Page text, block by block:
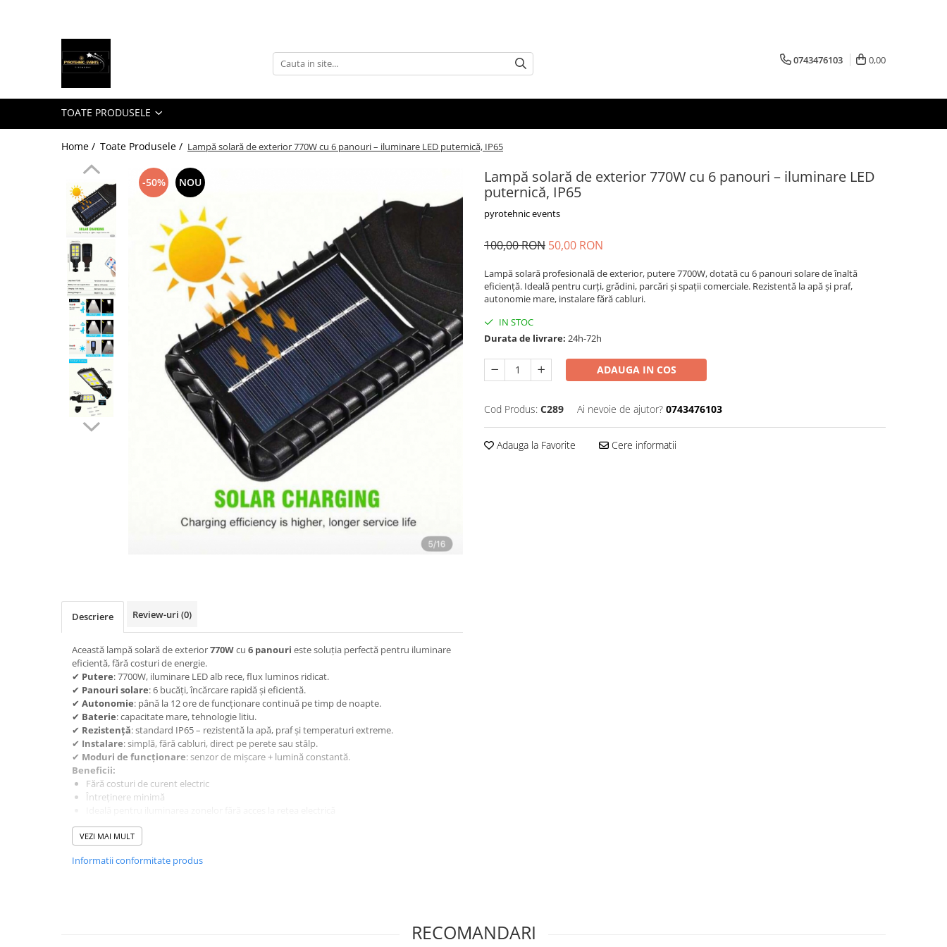
Toate Produsele
Artificii exterior
Artificii interior
Emitatoare sunet
Sisteme declansare
Artificii si Fumigene Gender Reveal
Artificii de Tort
Organizare jocuri artificii
Accesorii casa si gradina
Piscine SPA Interior Exterior
Agrotextil Folie mulcire
Ingrasaminte
Mobilier terasa si gradina
Rasaduri Legume-Fructe
Accesorii evenimente
0743476103 0,00
TOATE PRODUSELE
Home / Toate Produsele / Lampă solară de exterior 770W cu 6 panouri – iluminare LED puternică, IP65
Lampă solară de exterior 770W cu 6 panouri – iluminare LED
puternică, IP65
pyrotehnic events
-50% NOU
100,00 RON 50,00 RON
Lampă solară profesională de exterior, putere 7700W, dotată cu 6 panouri solare de înaltă
eficiență. Ideală pentru curți, grădini, parcări și spații comerciale. Rezistentă la apă și praf,
autonomie mare, instalare fără cabluri.
IN STOC
Durata de livrare: 24h-72h
ADAUGA IN COS
Cod Produs: C289 Ai nevoie de ajutor? 0743476103
Adauga la Favorite Cere informatii
Descriere Review-uri (0)
Această lampă solară de exterior770Wcu 6 panouri este soluția perfectă pentru iluminare
eficientă, fără costuri de energie.
✔ Putere: 7700W, iluminare LED alb rece, flux luminos ridicat.
✔ Panouri solare: 6 bucăți, încărcare rapidă și eficientă.
✔ Autonomie: până la 12 ore de funcționare continuă pe timp de noapte.
✔ Baterie: capacitate mare, tehnologie litiu.
✔ Rezistență: standard IP65 – rezistentă la apă, praf și temperaturi extreme.
✔ Instalare: simplă, fără cabluri, direct pe perete sau stâlp.
✔ Moduri de funcționare: senzor de mișcare + lumină constantă.
Beneficii:
Fără costuri de curent electric
Întreținere minimă
Pachetul conține:
1 x Lampă solară 7700W cu 6 panouri
Manual de utilizare
VEZI MAI MULT
Informatii conformitate produs
RECOMANDARI